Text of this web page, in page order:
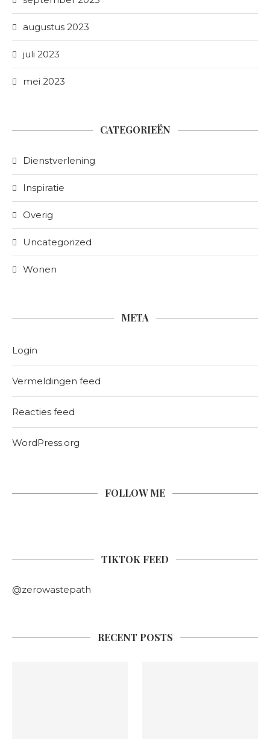
augustus 2023
juli 2023
mei 2023
CATEGORIEËN
Dienstverlening
Inspiratie
Overig
Uncategorized
Wonen
META
Login
Vermeldingen feed
Reacties feed
WordPress.org
FOLLOW ME
TIKTOK FEED
@zerowastepath
RECENT POSTS